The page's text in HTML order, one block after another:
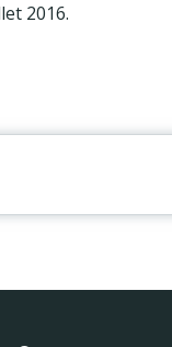
2016.